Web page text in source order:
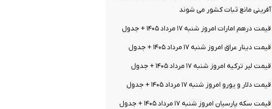
آفرینی مانع ثبات کشور می شوند
قیمت درهم امارات امروز شنبه ۱۷ مرداد ۱۴۰۵ + جدول
قیمت دینار عراق امروز شنبه ۱۷ مرداد ۱۴۰۵ + جدول
قیمت لیر ترکیه امروز شنبه ۱۷ مرداد ۱۴۰۵ + جدول
قیمت دلار و یورو امروز شنبه ۱۷ مرداد ۱۴۰۵ + جدول
قیمت سکه پارسیان امروز شنبه ۱۷ مرداد ۱۴۰۵ + جدول